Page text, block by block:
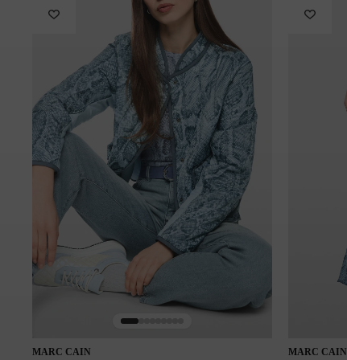
Pranie 30 °C (detergent do wełny)
Wybielanie niedozwolone
Nie suszyć w suszarce bębnowej
Średnie prasowanie
Nie czyścić chemicznie
Symbol modelu: BS48.44J08/380
MARC CAIN MARC CAIN